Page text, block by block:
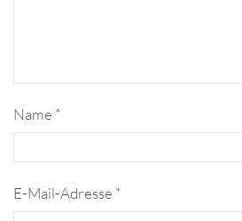
Name *
E-Mail-Adresse *